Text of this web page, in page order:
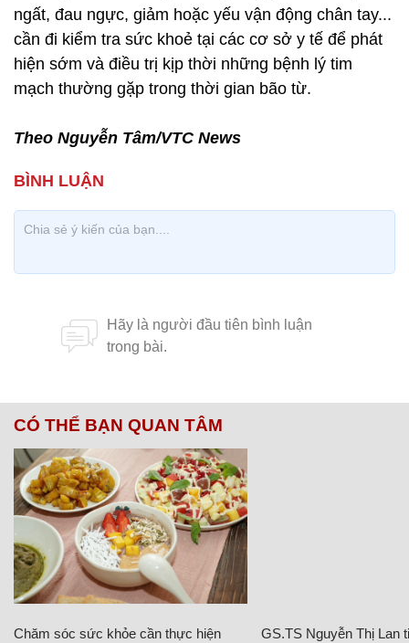
ngất, đau ngực, giảm hoặc yếu vận động chân tay...
cần đi kiểm tra sức khoẻ tại các cơ sở y tế để phát
hiện sớm và điều trị kịp thời những bệnh lý tim
mạch thường gặp trong thời gian bão từ.
Theo Nguyễn Tâm/VTC News
CÓ THỂ BẠN QUAN TÂM
Chăm sóc sức khỏe cần thực hiện
GS.TS Nguyễn Thị Lan